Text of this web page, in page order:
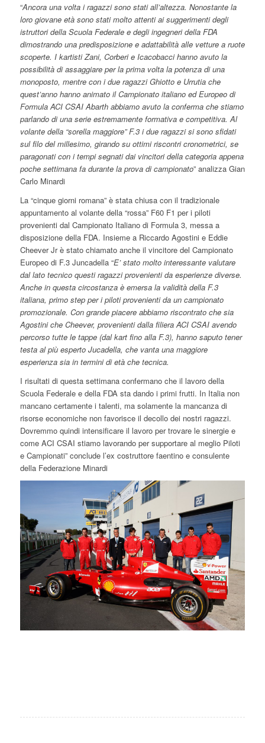
“Ancora una volta i ragazzi sono stati all’altezza. Nonostante la
loro giovane età sono stati molto attenti ai suggerimenti degli
istruttori della Scuola Federale e degli ingegneri della FDA
dimostrando una predisposizione e adattabilità alle vetture a ruote
scoperte. I kartisti Zani, Corberi e Icacobacci hanno avuto la
possibilità di assaggiare per la prima volta la potenza di una
monoposto, mentre con i due ragazzi Ghiotto e Urrutia che
quest’anno hanno animato il Campionato italiano ed Europeo di
Formula ACI CSAI Abarth abbiamo avuto la conferma che stiamo
parlando di una serie estremamente formativa e competitiva. Al
volante della “sorella maggiore” F.3 i due ragazzi si sono sfidati
sul filo del millesimo, girando su ottimi riscontri cronometrici, se
paragonati con i tempi segnati dai vincitori della categoria appena
poche settimana fa durante la prova di campionato” analizza Gian
Carlo Minardi
La “cinque giorni romana” è stata chiusa con il tradizionale
appuntamento al volante della “rossa” F60 F1 per i piloti
provenienti dal Campionato Italiano di Formula 3, messa a
disposizione della FDA. Insieme a Riccardo Agostini e Eddie
Cheever Jr è stato chiamato anche il vincitore del Campionato
Europeo di F.3 Juncadella “E’ stato molto interessante valutare
dal lato tecnico questi ragazzi provenienti da esperienze diverse.
Anche in questa circostanza è emersa la validità della F.3
italiana, primo step per i piloti provenienti da un campionato
promozionale. Con grande piacere abbiamo riscontrato che sia
Agostini che Cheever, provenienti dalla filiera ACI CSAI avendo
percorso tutte le tappe (dal kart fino alla F.3), hanno saputo tener
testa al più esperto Jucadella, che vanta una maggiore
esperienza sia in termini di età che tecnica.
I risultati di questa settimana confermano che il lavoro della
Scuola Federale e della FDA sta dando i primi frutti. In Italia non
mancano certamente i talenti, ma solamente la mancanza di
risorse economiche non favorisce il decollo dei nostri ragazzi.
Dovremmo quindi intensificare il lavoro per trovare le sinergie e
come ACI CSAI stiamo lavorando per supportare al meglio Piloti
e Campionati” conclude l’ex costruttore faentino e consulente
della Federazione Minardi